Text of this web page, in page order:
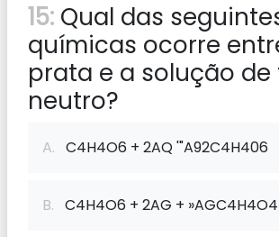
15: Qual das
químicas ocorre
prata e a solução
neutro?
A. C4H4O6 + 2AQ '"A92C4H406
B. C4H4O6 + 2AG +